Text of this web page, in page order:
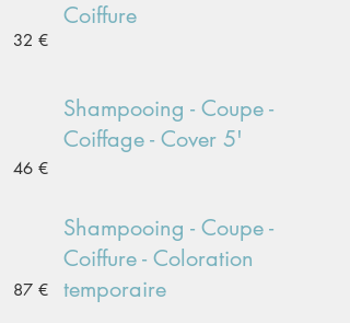
Coiffure
32 €
Shampooing - Coupe -
Coiffage - Cover 5'
46 €
Shampooing - Coupe -
Coiffure - Coloration
temporaire
87 €